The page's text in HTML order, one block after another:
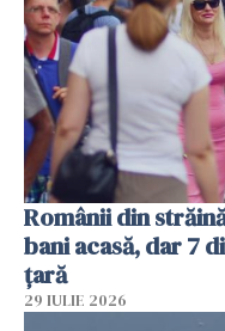
Românii din
bani acasă, dar 7
țară
29 IULIE 2026